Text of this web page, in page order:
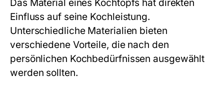
Das Material eines Kochtopfs hat direkten
Einfluss auf seine Kochleistung.
Unterschiedliche Materialien bieten
verschiedene Vorteile, die nach den
persönlichen Kochbedürfnissen ausgewählt
werden sollten.